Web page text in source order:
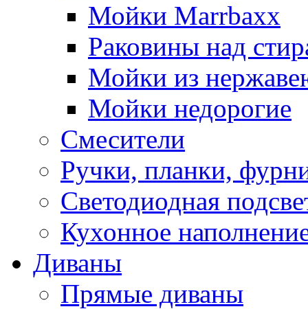
Мойки Marrbaxx
Раковины над
Мойки из
Мойки недорогие
Смесители
Ручки, планки,
Светодиодная
Кухонное
Диваны
Прямые диваны